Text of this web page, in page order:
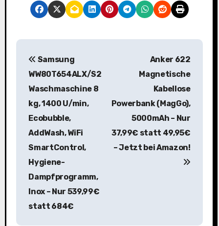
B
Samsung
WW80T654ALX/S2
Waschmaschine 8
kg, 1400 U/min,
Ecobubble,
AddWash, WiFi
SmartControl,
Hygiene-
Dampfprogramm,
Inox – Nur 539,99€
statt 684€
Anker 622
Magnetische
Kabellose
Powerbank (MagGo),
5000mAh – Nur
37,99€ statt 49,95€
– Jetzt bei Amazon!